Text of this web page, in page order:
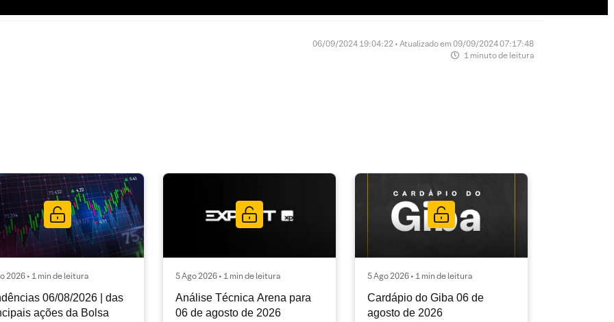
06/09/2024 19:04:22 • Atualizado em 09/09/2024 07:17:48
1 minuto de leitura
2026 • 1 min de leitura
06/08/2026 | das
ações da Bolsa
5 Ago 2026 • 1 min de leitura
Análise Técnica Arena para
06 de agosto de 2026
5 Ago 2026 • 1 min de leitura
Cardápio do Giba 06 de
agosto de 2026